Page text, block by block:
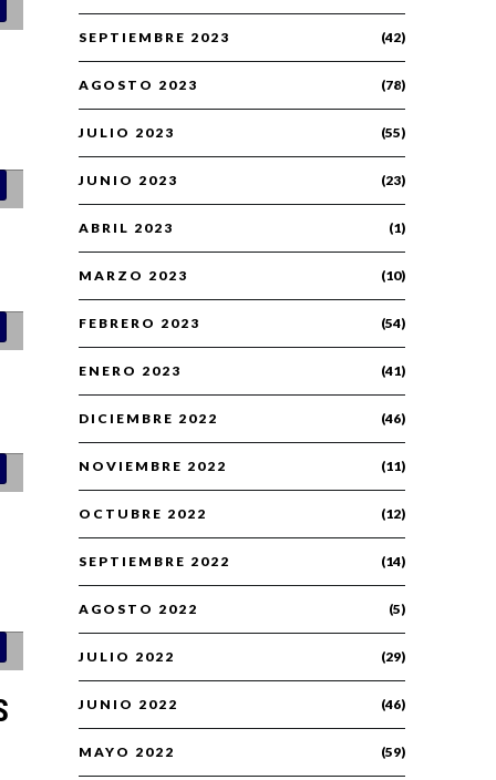
SEPTIEMBRE 2023 (42)
AGOSTO 2023 (78)
JULIO 2023 (55)
JUNIO 2023 (23)
ABRIL 2023 (1)
MARZO 2023 (10)
FEBRERO 2023 (54)
ENERO 2023 (41)
DICIEMBRE 2022 (46)
NOVIEMBRE 2022 (11)
OCTUBRE 2022 (12)
SEPTIEMBRE 2022 (14)
AGOSTO 2022 (5)
JULIO 2022 (29)
JUNIO 2022 (46)
MAYO 2022 (59)